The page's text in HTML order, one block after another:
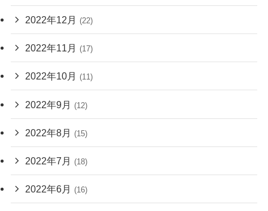
2022年12月 (22)
2022年11月 (17)
2022年10月 (11)
2022年9月 (12)
2022年8月 (15)
2022年7月 (18)
2022年6月 (16)